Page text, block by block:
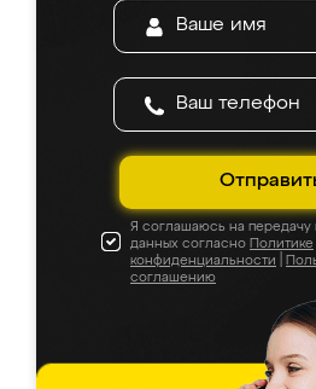
Я соглашаюсь на передачу
данных согласно Политике
конфиденциальности
соглашению